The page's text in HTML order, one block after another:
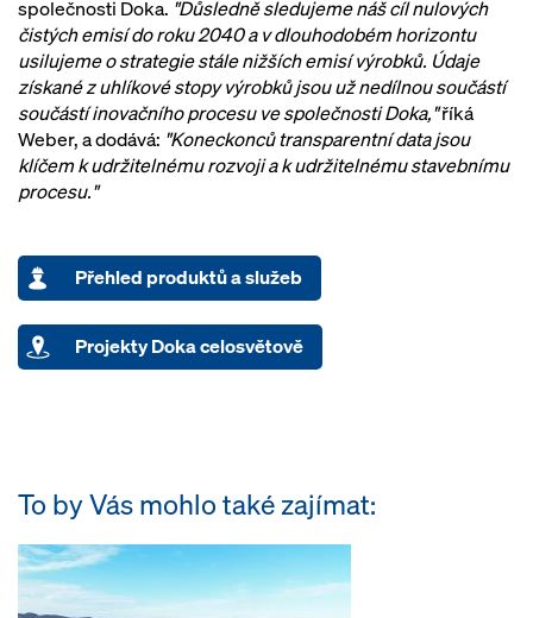
společnosti Doka. "Důsledně sledujeme náš cíl nulových
čistých emisí do roku 2040 a v dlouhodobém horizontu
usilujeme o strategie stále nižších emisí výrobků. Údaje
získané z uhlíkové stopy výrobků jsou už nedílnou součástí
součástí inovačního procesu ve společnosti Doka,"říká
Weber, a dodává: "Koneckonců transparentní data jsou
klíčem k udržitelnému rozvoji a k udržitelnému stavebnímu
procesu."
Přehled produktů a služeb
Projekty Doka celosvětově
To by Vás mohlo také zajímat: